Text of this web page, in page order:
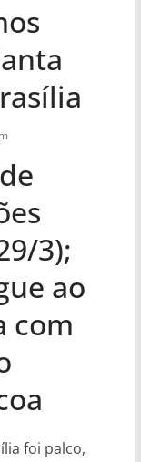
3);
ao
com
foi palco,